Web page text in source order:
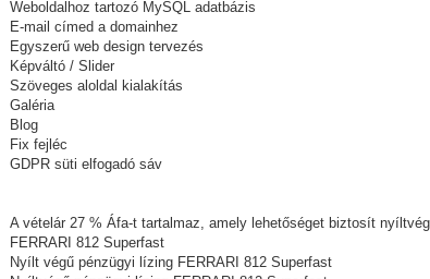
Weboldalhoz tartozó MySQL adatbázis
E-mail címed a domainhez
Egyszerű web design tervezés
Képváltó / Slider
Szöveges aloldal kialakítás
Galéria
Blog
Fix fejléc
GDPR süti elfogadó sáv
A vételár 27 % Áfa-t tartalmaz, amely lehetőséget biztosít
FERRARI 812 Superfast
Nyílt végű pénzügyi lízing FERRARI 812 Superfast